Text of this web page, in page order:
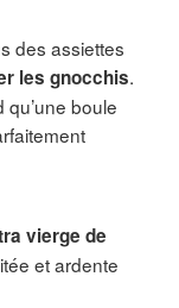
des assiettes
les gnocchis.
boule
vierge de
et ardente